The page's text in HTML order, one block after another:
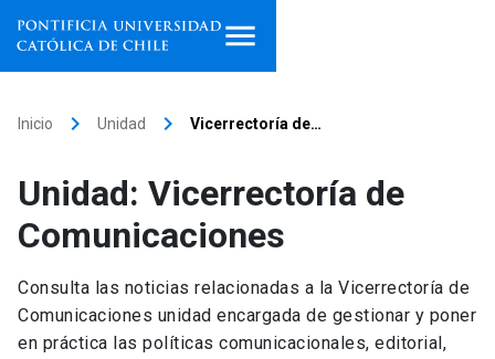
Facultades, escuelas e
institutos
Investigación
Internacionalización launch
Inicio keyboard_arrow_right Unidad keyboard_arrow_right Vicerrectoría de…
Unidad: Vicerrectoría de
Comunicaciones
Consulta las noticias relacionadas a la Vicerrectoría de
Comunicaciones unidad encargada de gestionar y poner
en práctica las políticas comunicacionales, editorial,